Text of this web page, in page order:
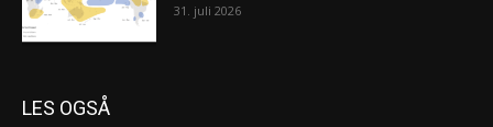
31. juli 2026
LES OGSÅ